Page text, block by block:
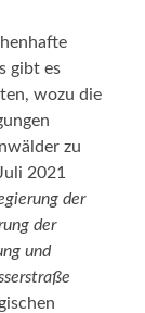
gibt es
wozu die
zu
2021
der
der
und